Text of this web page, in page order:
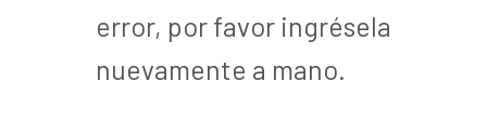
error, por favor ingrésela
nuevamente a mano.